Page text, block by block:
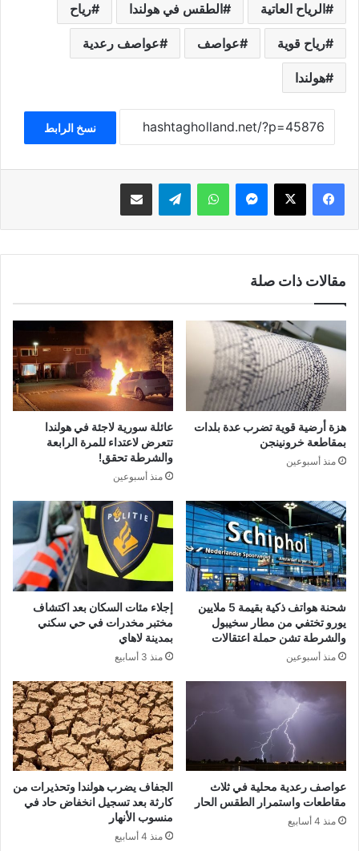
الرياح العاتية الطقس في هولندا رياح
رياح قوية عواصف عواصف رعدية
هولندا
نسخ الرابط
فيسبوك ‫X ماسنجر واتساب تيلقرام مشاركة عبر البريد
مقالات ذات صلة
هزة أرضية قوية تضرب عدة بلدات
بمقاطعة خرونينجن
منذ أسبوعين
عائلة سورية لاجئة في هولندا
تتعرض لاعتداء للمرة الرابعة
والشرطة تحقق!
منذ أسبوعين
شحنة هواتف ذكية بقيمة 5 ملايين
يورو تختفي من مطار سخيبول
والشرطة تشن حملة اعتقالات
منذ أسبوعين
إجلاء مئات السكان بعد اكتشاف
مختبر مخدرات في حي سكني
بمدينة لاهاي
منذ 3 أسابيع
عواصف رعدية محلية في ثلاث
مقاطعات واستمرار الطقس الحار
منذ 4 أسابيع
الجفاف يضرب هولندا وتحذيرات من
كارثة بعد تسجيل انخفاض حاد في
منسوب الأنهار
منذ 4 أسابيع